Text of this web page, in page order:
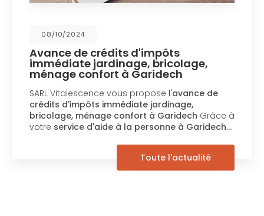
08/10/2024
Avance de crédits d'impôts
immédiate jardinage, bricolage,
ménage confort à Garidech
SARL Vitalescence vous propose l'avance de
crédits d'impôts immédiate jardinage,
bricolage, ménage confort à Garidech Grâce à
votre service d'aide à la personne à Garidech…
Toute l'actualité